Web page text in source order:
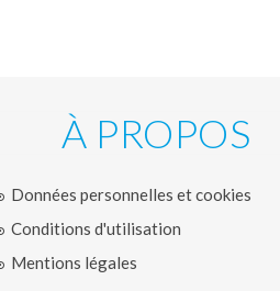
À PROPOS
Données personnelles et cookies
Conditions d'utilisation
Mentions légales